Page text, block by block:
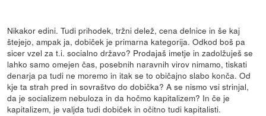
Nikakor edini. Tudi prihodek, tržni delež, cena delnice in še kaj
štejejo, ampak ja, dobiček je primarna kategorija. Odkod boš pa
sicer vzel za t.i. socialno državo? Prodajaš imetje in zadolžuješ se
lahko samo omejen čas, posebnih naravnih virov nimamo, tiskati
denarja pa tudi ne moremo in itak se to običajno slabo konča. Od
kje ta strah pred in sovraštvo do dobička? A se nismo vsi strinjal,
da je socializem nebuloza in da hočmo kapitalizem? In če je
kapitalizem, je valjda tudi dobiček in očitno tudi kapitalisti.